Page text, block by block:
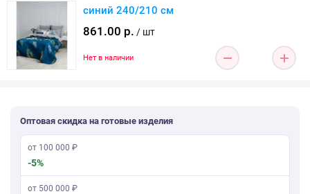
синий 240/210 см
861.00 р. / шт
Нет в наличии
Оптовая скидка на готовые изделия
от 100 000 ₽
-5%
от 500 000 ₽